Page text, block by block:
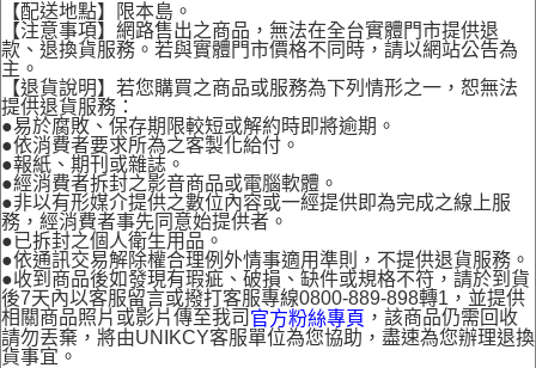
【配送地點】限本島。
【注意事項】網路售出之商品，無法在全台實體門市提供退
款、退換貨服務。若與實體門市價格不同時，請以網站公告為
主。
【退貨說明】若您購買之商品或服務為下列情形之一，恕無法
提供退貨服務：
●易於腐敗、保存期限較短或解約時即將逾期。
●依消費者要求所為之客製化給付。
●報紙、期刊或雜誌。
●經消費者拆封之影音商品或電腦軟體。
●非以有形媒介提供之數位內容或一經提供即為完成之線上服
務，經消費者事先同意始提供者。
●已拆封之個人衛生用品。
●依通訊交易解除權合理例外情事適用準則，不提供退貨服務。
●收到商品後如發現有瑕疵、破損、缺件或規格不符，請於到貨
後7天內以客服留言或撥打客服專線0800-889-898轉1，並提供
相關商品照片或影片傳至我司 官方粉絲專頁 ，該商品仍需回收
請勿丟棄，將由UNIKCY客服單位為您協助，盡速為您辦理退換
貨事宜。